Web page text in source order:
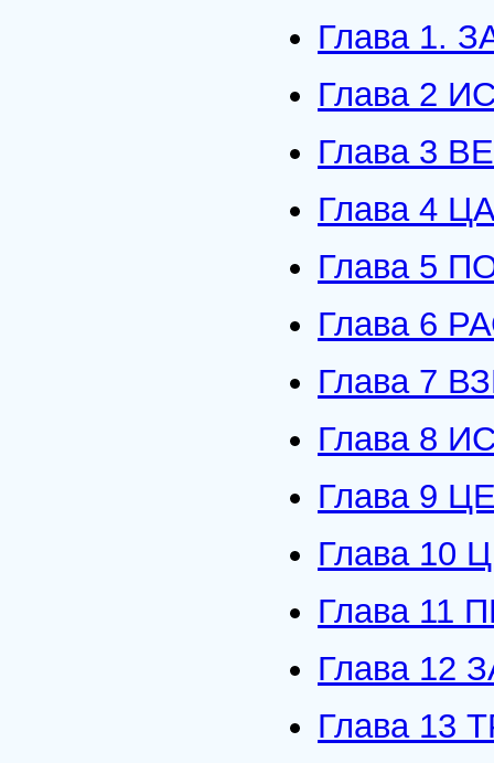
Глава 1.
Глава 2
Глава 3
Глава 4
Глава 5
Глава 6
Глава 7
Глава 8
Глава 9
Глава
Глава
Глава
Глава 13